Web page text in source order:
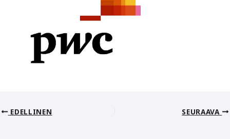
EDELLINEN SEURAAVA